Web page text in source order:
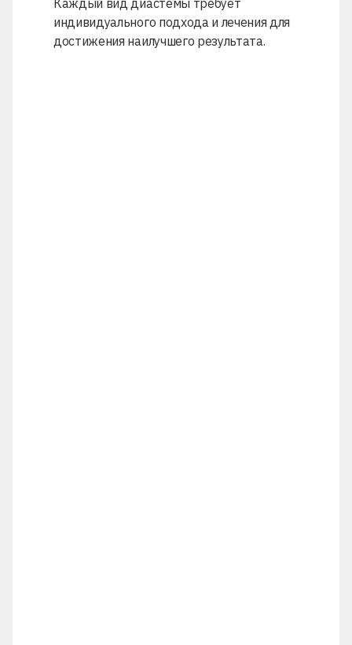
индивидуального подхода и лечения для
достижения наилучшего результата.